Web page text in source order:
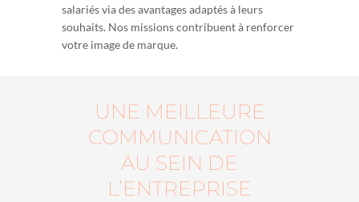
salariés via des avantages adaptés à leurs
souhaits. Nos missions contribuent à renforcer
votre image de marque.
UNE MEILLEURE
COMMUNICATION
AU SEIN DE
L’ENTREPRISE